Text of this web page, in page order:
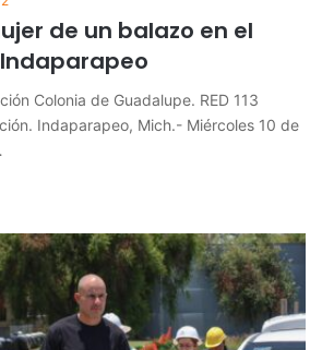
de un balazo en el
Colonia de Guadalupe. RED 113
Indaparapeo, Mich.- Miércoles 10 de